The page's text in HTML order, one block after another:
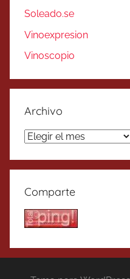
Soleado.se
Vinoexpresion
Vinoscopio
Archivo
Archivo
Comparte